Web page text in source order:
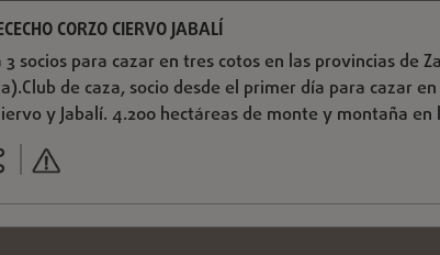
CORZO CIERVO JABALÍ
3 socios para cazar en tres cotos en las provincias de
de caza, socio desde el primer día para cazar
y Jabalí. 4.200 hectáreas de monte y montaña